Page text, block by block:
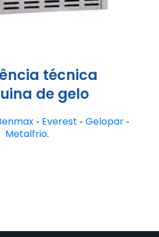
técnica
de gelo
- Everest - Gelopar -
Metalfrio.